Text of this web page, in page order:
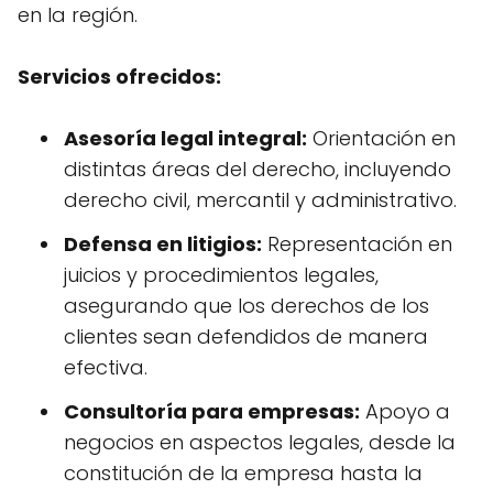
en la región.
Servicios ofrecidos:
Asesoría legal integral: Orientación en
distintas áreas del derecho, incluyendo
derecho civil, mercantil y administrativo.
Defensa en litigios: Representación en
juicios y procedimientos legales,
asegurando que los derechos de los
clientes sean defendidos de manera
efectiva.
Consultoría para empresas: Apoyo a
negocios en aspectos legales, desde la
constitución de la empresa hasta la